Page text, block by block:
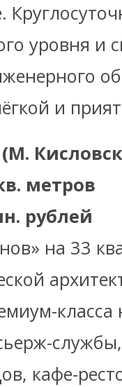
уровня и
и
метров
рублей
на 33
класса
кафе-